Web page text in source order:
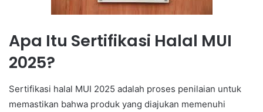
Apa Itu Sertifikasi Halal MUI
2025?
Sertifikasi halal MUI 2025 adalah proses penilaian untuk
memastikan bahwa produk yang diajukan memenuhi